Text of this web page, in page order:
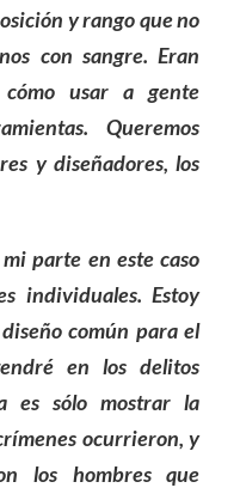
y rango que no
con sangre. Eran
usar a gente
Queremos
y diseñadores, los
parte en este caso
individuales. Estoy
común para el
en los delitos
es sólo mostrar la
ocurrieron, y
los hombres que